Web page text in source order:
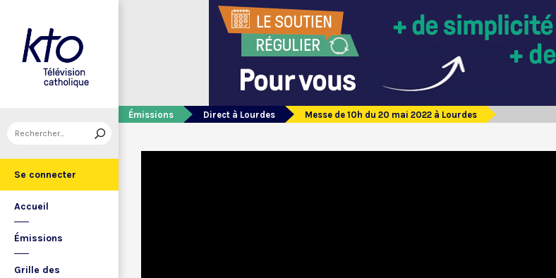
Se connecter
Accueil
Émissions
Grille des
Émissions Direct à Lourdes Messe de 10h du 20 mai 2022 à Lourdes